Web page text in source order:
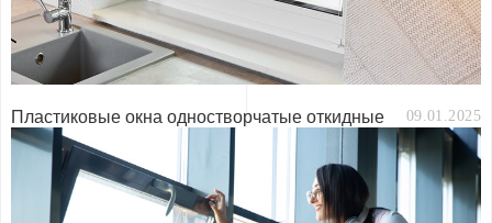
Пластиковые окна одностворчатые откидные 09.01.2025